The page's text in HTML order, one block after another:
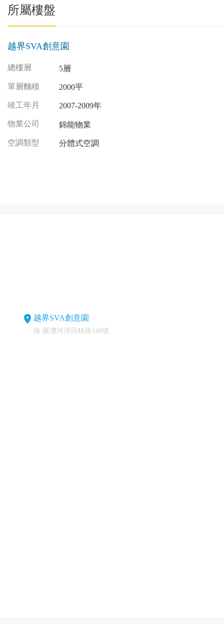
所屬樓盤
越界SVA創意園
總樓層 5層
單層麵積 2000平
竣工年月 2007-2009年
物業公司 錦能物業
空調類型 分體式空調
越界SVA創意園
徐 匯漕河涇田林路140號